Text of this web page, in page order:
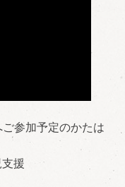
参加予定のかたは
援